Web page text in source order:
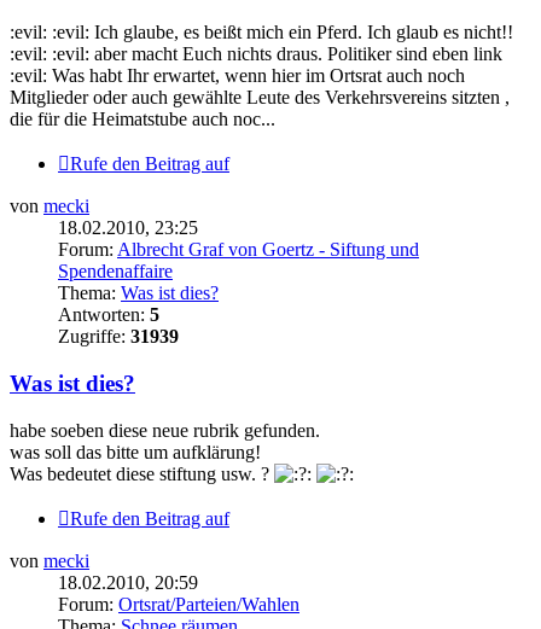
:evil: :evil: Ich glaube, es beißt mich ein Pferd. Ich glaub es nicht!!
:evil: :evil: aber macht Euch nichts draus. Politiker sind eben link
:evil: Was habt Ihr erwartet, wenn hier im Ortsrat auch noch
Mitglieder oder auch gewählte Leute des Verkehrsvereins sitzten ,
die für die Heimatstube auch noc...
Rufe den Beitrag auf
von mecki
18.02.2010, 23:25
Forum: Albrecht Graf von Goertz - Siftung und
Spendenaffaire
Thema: Was ist dies?
Antworten: 5
Zugriffe: 31939
Was ist dies?
habe soeben diese neue rubrik gefunden.
was soll das bitte um aufklärung!
Was bedeutet diese stiftung usw. ?
Rufe den Beitrag auf
von mecki
18.02.2010, 20:59
Forum: Ortsrat/Parteien/Wahlen